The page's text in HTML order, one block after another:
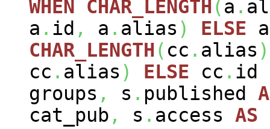
WHEN
CHAR_LENGTH(a .
a . id , a . alias ) ELSE a
CHAR_LENGTH( cc . alias )
cc . alias ) ELSE cc . id
groups , s . published
cat_pub , s . access AS